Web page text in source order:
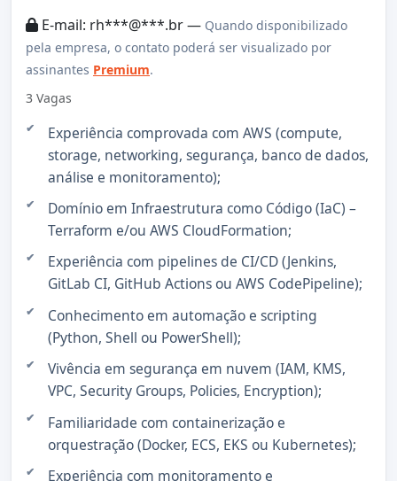
E-mail: rh***@***.br — Quando disponibilizado
pela empresa, o contato poderá ser visualizado por
assinantes Premium.
3 Vagas
Experiência comprovada com AWS (compute,
storage, networking, segurança, banco de dados,
análise e monitoramento);
Domínio em Infraestrutura como Código (IaC) –
Terraform e/ou AWS CloudFormation;
Experiência com pipelines de CI/CD (Jenkins,
GitLab CI, GitHub Actions ou AWS CodePipeline);
Conhecimento em automação e scripting
(Python, Shell ou PowerShell);
Vivência em segurança em nuvem (IAM, KMS,
VPC, Security Groups, Policies, Encryption);
Familiaridade com containerização e
orquestração (Docker, ECS, EKS ou Kubernetes);
Experiência com monitoramento e